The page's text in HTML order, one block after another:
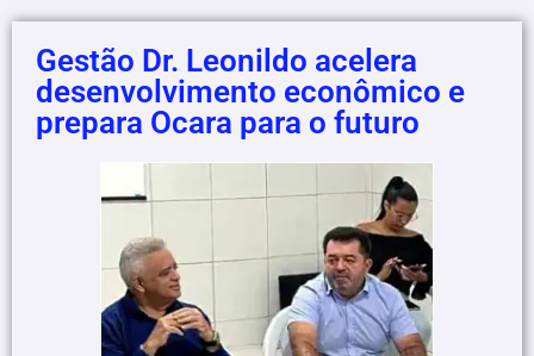
Gestão Dr. Leonildo acelera
desenvolvimento econômico e
prepara Ocara para o futuro